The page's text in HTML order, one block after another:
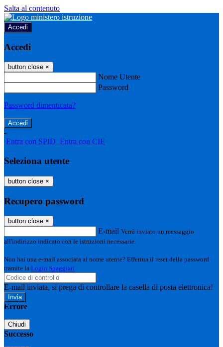
Salta al contenuto
Accedi
Accedi
button close ×
Nome Utente
Password
Password dimenticata?
-
Entra con SPID Entra con CIE
Seleziona utente
button close ×
Recupero password
button close ×
E-mail Verrà inviato un messaggio
all'indirizzo indicato con le istruzioni necessarie.
Non hai una e-mail associata al nome utente? Effettua il reset della password
tramite la Login Spaggiari
E-mail inviata, si prega di controllare la casella di posta elettronica!
Errore
Chiudi
Successo